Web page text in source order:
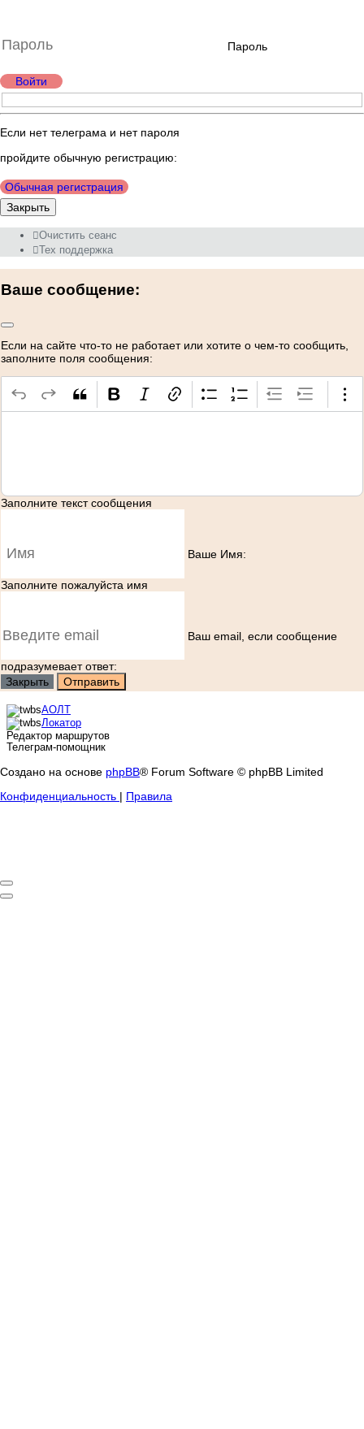
Пароль
Войти
Если нет телеграма и нет пароля
пройдите обычную регистрацию:
Обычная регистрация
Закрыть
Очистить сеанс
Тех поддержка
Ваше сообщение:
Если на сайте что-то не работает или хотите о чем-то сообщить,
заполните поля сообщения:
Заполните текст сообщения
Ваше Имя:
Заполните пожалуйста имя
Ваш еmail, если сообщение
подразумевает ответ:
Закрыть
Отправить
АОЛТ
Локатор
Редактор маршрутов
Телеграм-помощник
Создано на основе phpBB® Forum Software © phpBB Limited
Конфиденциальность | Правила